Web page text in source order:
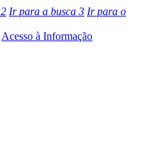
2 Ir para a busca 3 Ir para o
Acesso à Informação